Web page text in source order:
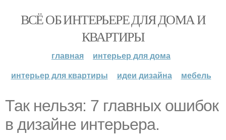
ВСЁ ОБ ИНТЕРЬЕРЕ ДЛЯ ДОМА И
КВАРТИРЫ
главная
интерьер для дома
интерьер для квартиры
идеи дизайна мебель
Так нельзя: 7 главных ошибок
в дизайне интерьера.